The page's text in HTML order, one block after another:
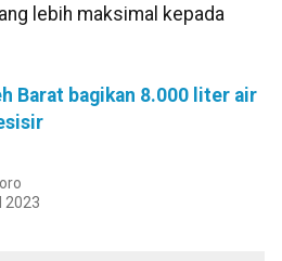
lebih maksimal kepada
Barat bagikan 8.000 liter air
2023